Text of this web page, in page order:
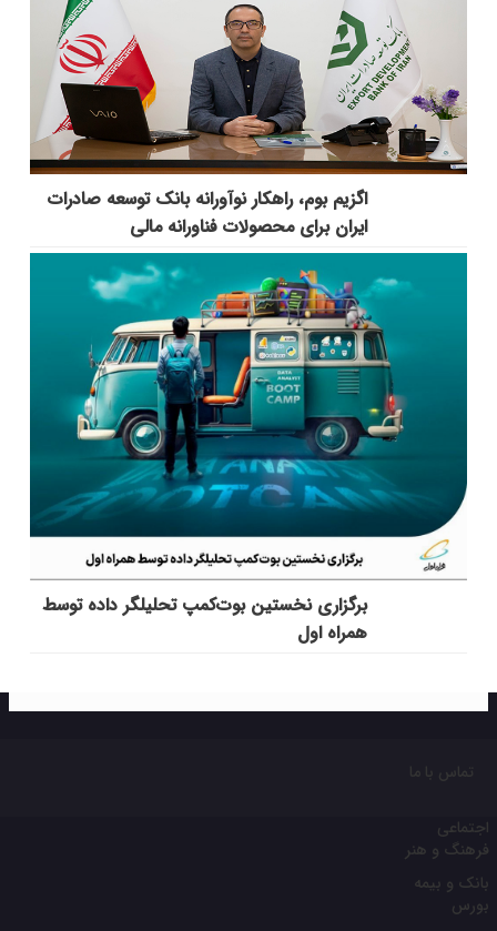
اگزیم بوم، راهکار نوآورانه بانک توسعه صادرات
ایران برای محصولات فناورانه مالی
برگزاری نخستین بوت‌کمپ تحلیلگر داده توسط
همراه اول
تماس با ما
اجتماعی
فرهنگ و هنر
بانک و بیمه
بورس